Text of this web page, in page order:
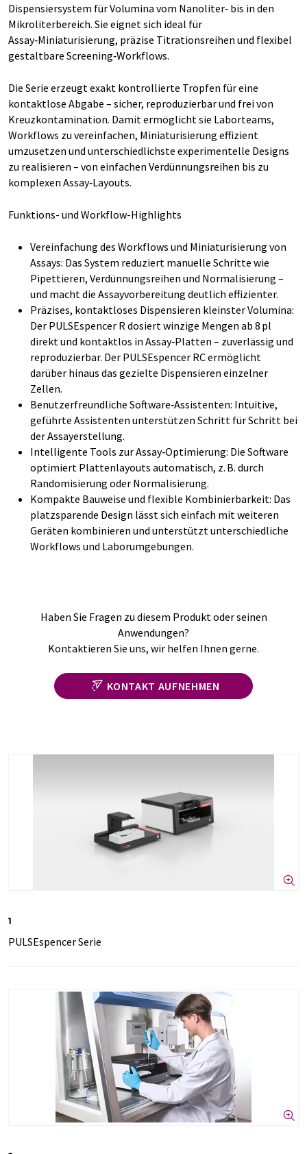
Dispensiersystem für Volumina vom Nanoliter‑ bis in den
Mikroliterbereich. Sie eignet sich ideal für
Assay‑Miniaturisierung, präzise Titrationsreihen und flexibel
gestaltbare Screening‑Workflows.
Die Serie erzeugt exakt kontrollierte Tropfen für eine
kontaktlose Abgabe – sicher, reproduzierbar und frei von
Kreuzkontamination. Damit ermöglicht sie Laborteams,
Workflows zu vereinfachen, Miniaturisierung effizient
umzusetzen und unterschiedlichste experimentelle Designs
zu realisieren – von einfachen Verdünnungsreihen bis zu
komplexen Assay‑Layouts.
Funktions- und Workflow-Highlights
Vereinfachung des Workflows und Miniaturisierung von
Assays: Das System reduziert manuelle Schritte wie
Pipettieren, Verdünnungsreihen und Normalisierung –
und macht die Assayvorbereitung deutlich effizienter.
Präzises, kontaktloses Dispensieren kleinster Volumina:
Der PULSEspencer R dosiert winzige Mengen ab 8 pl
direkt und kontaktlos in Assay‑Platten – zuverlässig und
reproduzierbar. Der PULSEspencer RC ermöglicht
darüber hinaus das gezielte Dispensieren einzelner
Zellen.
Benutzerfreundliche Software‑Assistenten: Intuitive,
geführte Assistenten unterstützen Schritt für Schritt bei
der Assayerstellung.
Intelligente Tools zur Assay‑Optimierung: Die Software
optimiert Plattenlayouts automatisch, z. B. durch
Randomisierung oder Normalisierung.
Kompakte Bauweise und flexible Kombinierbarkeit: Das
platzsparende Design lässt sich einfach mit weiteren
Geräten kombinieren und unterstützt unterschiedliche
Workflows und Laborumgebungen.
Haben Sie Fragen zu diesem Produkt oder seinen
Anwendungen?
Kontaktieren Sie uns, wir helfen Ihnen gerne.
KONTAKT AUFNEHMEN
1
PULSEspencer Serie